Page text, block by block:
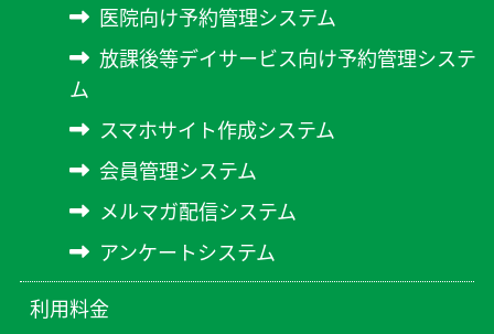
医院向け予約管理システム
放課後等デイサービス向け予約管理システ
ム
スマホサイト作成システム
会員管理システム
メルマガ配信システム
アンケートシステム
利用料金